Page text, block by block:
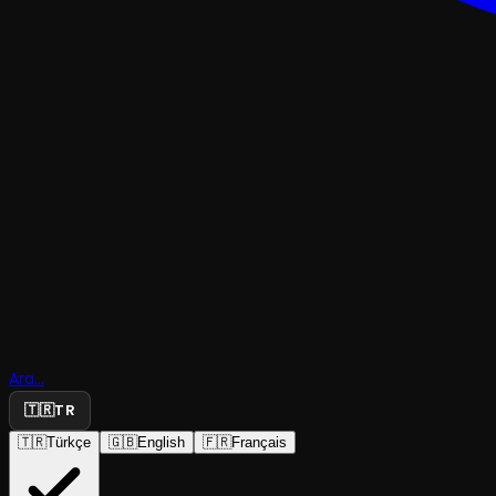
Ara...
🇹🇷TR
🇹🇷Türkçe 🇬🇧English 🇫🇷Français
Sarah